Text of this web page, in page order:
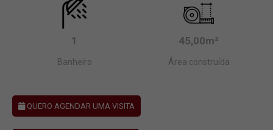
1
Banheiro
45,00m²
Área construída
QUERO AGENDAR UMA VISITA